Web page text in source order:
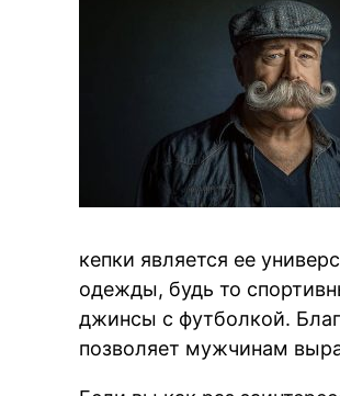
кепки является ее
одежды, будь то
джинсы с футболкой.
позволяет мужчинам